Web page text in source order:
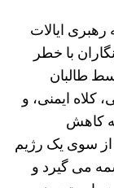
ایالات
با خطر
طالبان
کلاه ایمنی، و
کاهش
از سوی یک رژیم
می گیرد و